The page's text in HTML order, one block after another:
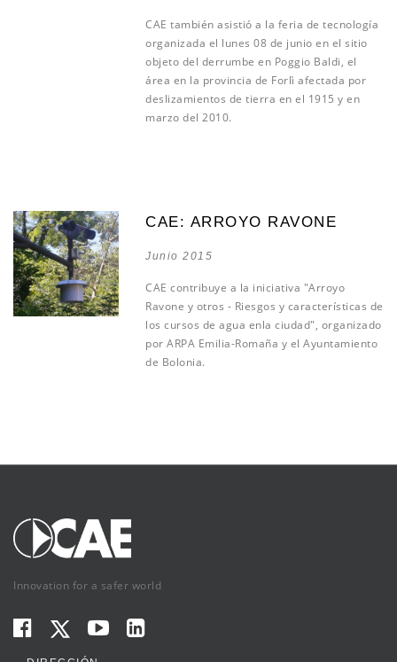
CAE también asistió a la feria de tecnología
organizada el lunes 08 de junio en el sitio
objeto del derrumbe en Poggio Baldi, el
área en la provincia de Forlì afectada por
deslizamientos de tierra en el 1915 y en
marzo del 2010.
CAE: ARROYO RAVONE
Junio 2015
CAE contribuye a la iniciativa "Arroyo
Ravone y otros - Riesgos y características de
los cursos de agua enla ciudad", organizado
por ARPA Emilia-Romaña y el Ayuntamiento
de Bolonia.
Innovation for a safer world